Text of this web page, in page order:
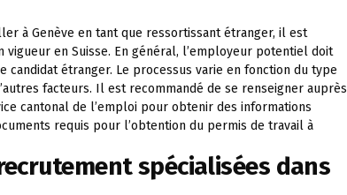
à Genève en tant que ressortissant étranger, il est
en Suisse. En général, l’employeur potentiel doit
étranger. Le processus varie en fonction du type
facteurs. Il est recommandé de se renseigner auprès
cantonal de l’emploi pour obtenir des informations
requis pour l’obtention du permis de travail à
spécialisées dans